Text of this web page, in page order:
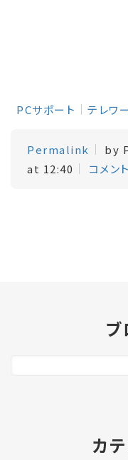
PCサポート テレワ
Permalink
by
at 12:40
コメン
カ